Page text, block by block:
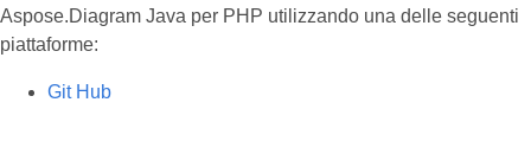
Aspose.Diagram Java per PHP utilizzando una delle seguenti
piattaforme:
Git Hub